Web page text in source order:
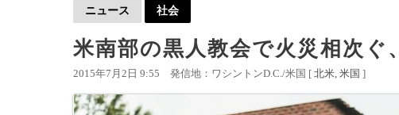
ニュース 社会
米南部の黒人教会で火災相次ぐ
2015年7月2日 9:55 発信地：ワシントンD.C./米国 [ 北米 米国 ]